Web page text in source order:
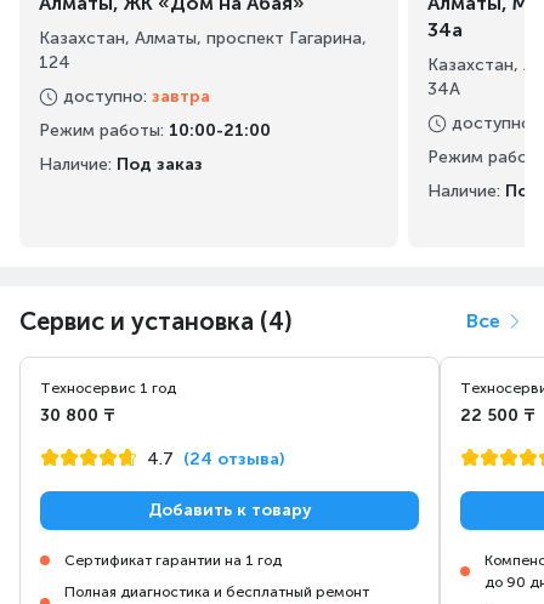
Казахстан, Алматы, проспект Гагарина,
124
доступно: завтра
Режим работы: 10:00-21:00
Наличие: Под заказ
34а
Казахстан,
34А
доступно
Режим
Наличие: Под
Сервис и установка (4) Все
Техносервис 1 год
30 800 ₸
4.7 (24 отзыва)
Добавить к товару
Сертификат гарантии на 1 год
Полная диагностика и бесплатный ремонт
22 500 ₸
до 90